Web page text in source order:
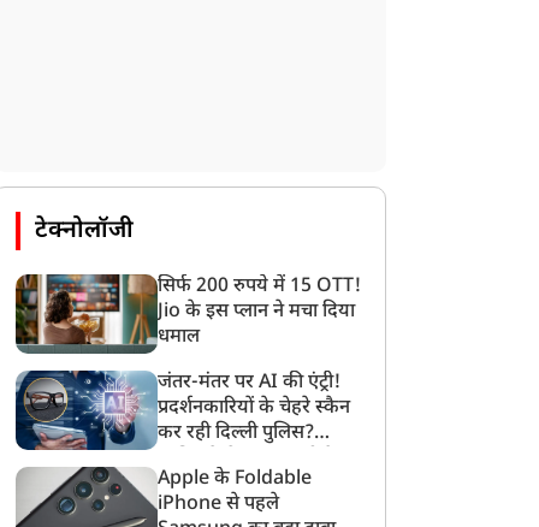
टेक्नोलॉजी
सिर्फ 200 रुपये में 15 OTT!
Jio के इस प्लान ने मचा दिया
धमाल
जंतर-मंतर पर AI की एंट्री!
प्रदर्शनकारियों के चेहरे स्कैन
कर रही दिल्ली पुलिस?
फेस रिकॉग्निशन टेक्नोलॉजी
Apple के Foldable
iPhone से पहले